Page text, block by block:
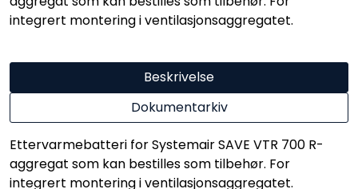
integrert montering i ventilasjonsaggregatet.
Beskrivelse
Dokumentarkiv
Ettervarmebatteri for Systemair SAVE VTR 700 R-
aggregat som kan bestilles som tilbehør. For
integrert montering i ventilasjonsaggregatet.